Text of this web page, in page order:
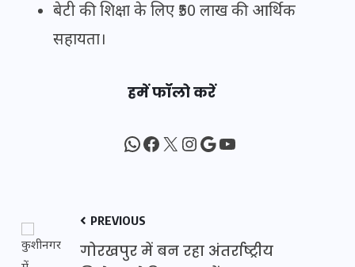
बेटी की शिक्षा के लिए ₹50 लाख की आर्थिक
सहायता।
हमें फॉलो करें
WhatsApp
Facebook
X Instagram
Google
YouTube
PREVIOUS
गोरखपुर में बन रहा अंतर्राष्ट्रीय